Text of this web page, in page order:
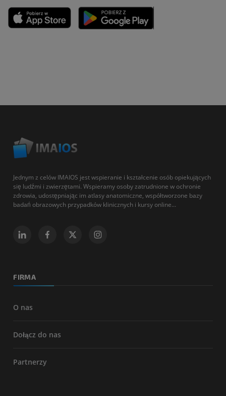
Jednym z celów IMAIOS jest wspieranie i kształcenie osób opiekujących
się ludźmi i zwierzętami. Wspieramy osoby zatrudnione w ochronie
zdrowia, udostępniając im atlasy anatomiczne, współtworzone bazy
badań obrazowych przypadków klinicznych i kursy online...
FIRMA
O nas
Dołącz do nas
Partnerzy